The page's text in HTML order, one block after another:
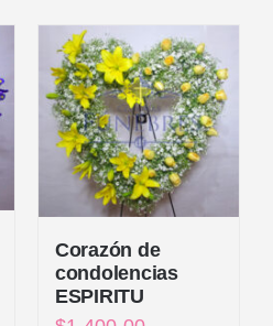
Corazón de
condolencias
ESPIRITU